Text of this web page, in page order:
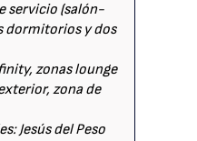
servicio (salón-
dormitorios y dos
zonas lounge
zona de
Jesús del Peso